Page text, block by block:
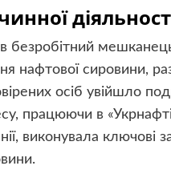
безробітний
нафтової сировини,
осіб увійшло
працюючи в
виконувала ключові